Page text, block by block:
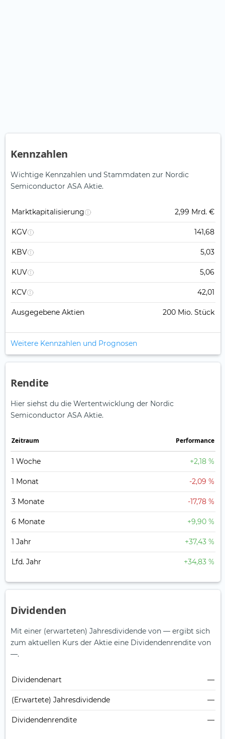
Kennzahlen
Wichtige Kennzahlen und Stammdaten zur Nordic
Semiconductor ASA Aktie.
Marktkapitalisierung 2,99 Mrd. €
KGV 141,68
KBV 5,03
KUV 5,06
KCV 42,01
Ausgegebene Aktien 200 Mio. Stück
Weitere Kennzahlen und Prognosen
Rendite
Hier siehst du die Wertentwicklung der Nordic
Semiconductor ASA Aktie.
Zeitraum Perfor­mance
1 Woche +2,18 %
1 Monat -2,09 %
3 Monate -17,78 %
6 Monate +9,90 %
1 Jahr +37,43 %
Lfd. Jahr +34,83 %
Dividenden
Mit einer (erwarteten) Jahresdividende von — ergibt sich
zum aktuellen Kurs der Aktie eine Dividendenrendite von
—.
Dividendenart —
(Erwartete) Jahresdividende —
Dividendenrendite —